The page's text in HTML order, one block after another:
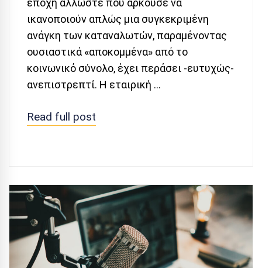
εποχή άλλωστε που αρκούσε να
ικανοποιούν απλώς μια συγκεκριμένη
ανάγκη των καταναλωτών, παραμένοντας
ουσιαστικά «αποκομμένα» από το
κοινωνικό σύνολο, έχει περάσει -ευτυχώς-
ανεπιστρεπτί. Η εταιρική …
Read full post